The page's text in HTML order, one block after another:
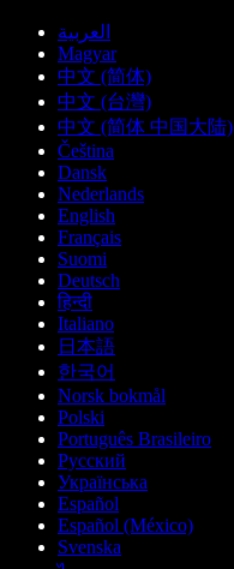
العربية
Magyar
中文 (简体)
中文 (台灣)
中文 (简体 中国大陆)
Čeština
Dansk
Nederlands
English
Français
Suomi
Deutsch
हिन्दी
Italiano
日本語
한국어
Norsk bokmål
Polski
Português Brasileiro
Русский
Українська
Español
Español (México)
Svenska